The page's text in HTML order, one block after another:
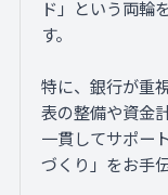
ド」という両輪
す。
特に、銀行が重
表の整備や資金
一貫してサポー
づくり」をお手